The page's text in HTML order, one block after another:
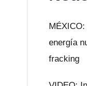
energía
fracking